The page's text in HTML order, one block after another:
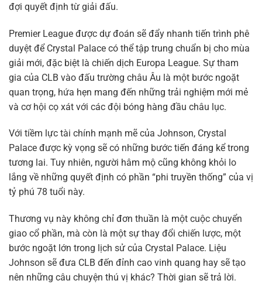
đợi quyết định từ giải đấu.
Premier League được dự đoán sẽ đẩy nhanh tiến trình phê
duyệt để Crystal Palace có thể tập trung chuẩn bị cho mùa
giải mới, đặc biệt là chiến dịch Europa League. Sự tham
gia của CLB vào đấu trường châu Âu là một bước ngoặt
quan trọng, hứa hẹn mang đến những trải nghiệm mới mẻ
và cơ hội cọ xát với các đội bóng hàng đầu châu lục.
Với tiềm lực tài chính mạnh mẽ của Johnson, Crystal
Palace được kỳ vọng sẽ có những bước tiến đáng kể trong
tương lai. Tuy nhiên, người hâm mộ cũng không khỏi lo
lắng về những quyết định có phần “phi truyền thống” của vị
tỷ phú 78 tuổi này.
Thương vụ này không chỉ đơn thuần là một cuộc chuyển
giao cổ phần, mà còn là một sự thay đổi chiến lược, một
bước ngoặt lớn trong lịch sử của Crystal Palace. Liệu
Johnson sẽ đưa CLB đến đỉnh cao vinh quang hay sẽ tạo
nên những câu chuyện thú vị khác? Thời gian sẽ trả lời.